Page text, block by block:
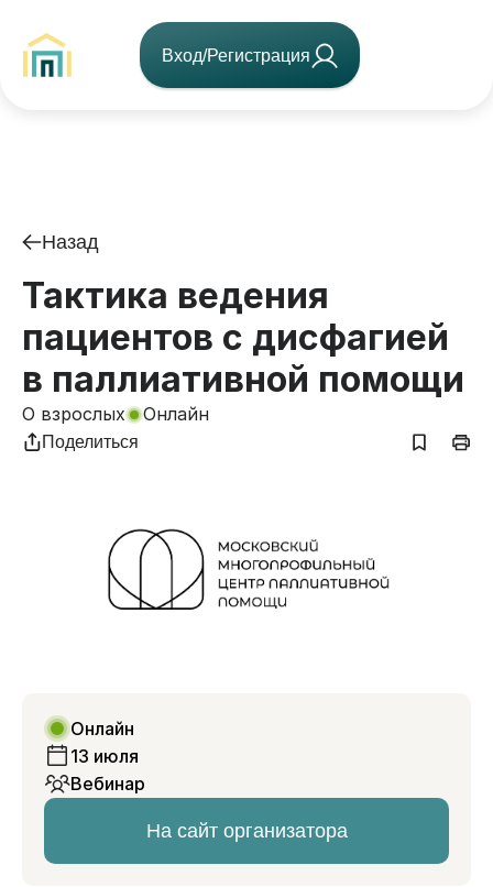
Вход/Регистрация
Назад
Тактика ведения
пациентов с дисфагией
в паллиативной помощи
О взрослых Онлайн
Поделиться
Онлайн
13 июля
Вебинар
На сайт организатора